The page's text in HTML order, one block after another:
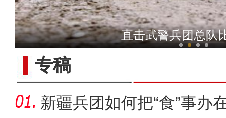
十年·数说 经济
直击武警兵团总队
专稿
新疆兵团如何把“食”事办